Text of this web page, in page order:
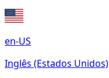
en-US
Inglês (Estados Unidos)